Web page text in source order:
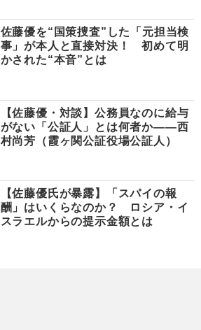
佐藤優を“国策捜査”した「元担当検
事」が本人と直接対決！ 初めて明
かされた“本音”とは
【佐藤優・対談】公務員なのに給与
がない「公証人」とは何者か――西
村尚芳（霞ヶ関公証役場公証人）
【佐藤優氏が暴露】「スパイの報
酬」はいくらなのか？ ロシア・イ
スラエルからの提示金額とは